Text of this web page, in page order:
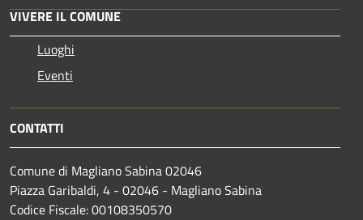
VIVERE IL COMUNE
Luoghi
Eventi
CONTATTI
Comune di Magliano Sabina 02046
Piazza Garibaldi, 4 - 02046 - Magliano Sabina
Codice Fiscale: 00108350570